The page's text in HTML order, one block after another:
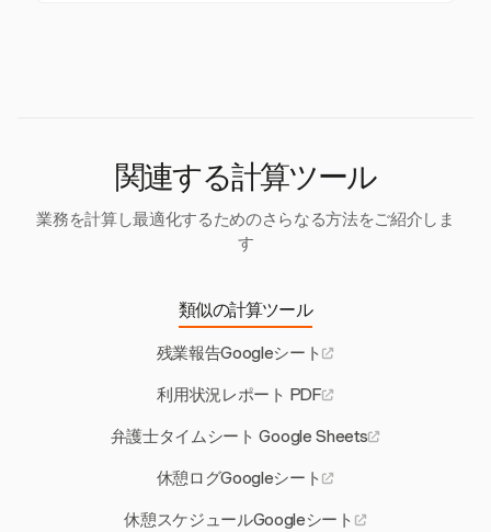
関連する計算ツール
業務を計算し最適化するためのさらなる方法をご紹介しま
す
類似の計算ツール
残業報告Googleシート
利用状況レポート PDF
弁護士タイムシート Google Sheets
休憩ログGoogleシート
休憩スケジュールGoogleシート